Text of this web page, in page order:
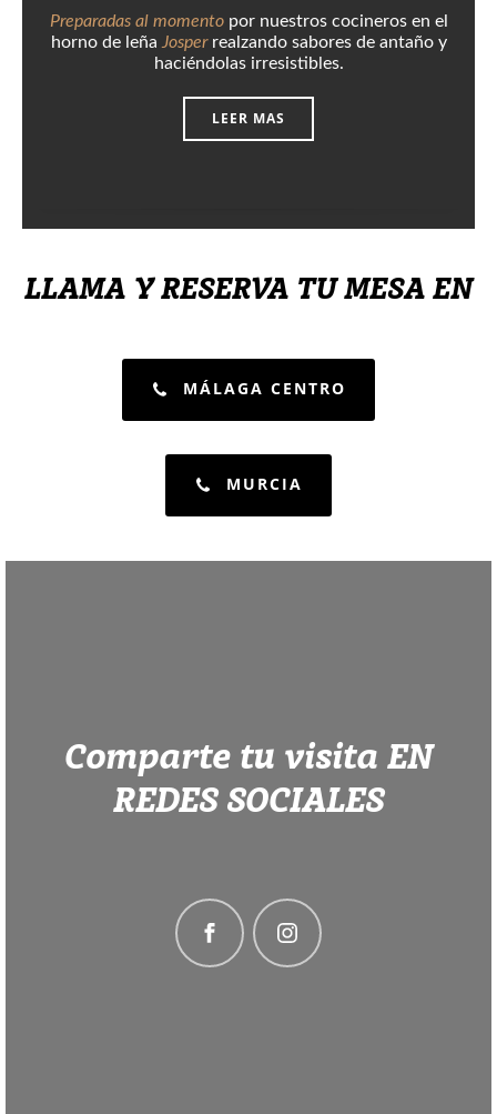
Preparadas al momento por nuestros cocineros en el
horno de leña Josper realzando sabores de antaño y
haciéndolas irresistibles.
LEER MAS
LLAMA Y RESERVA TU MESA EN
MÁLAGA CENTRO
MURCIA
Comparte tu visita EN
REDES SOCIALES